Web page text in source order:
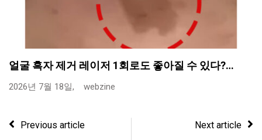
얼굴 흑자 제거 레이저 1회로도 좋아질 수 있다?…
2026년 7월 18일, webzine
Previous article Next article